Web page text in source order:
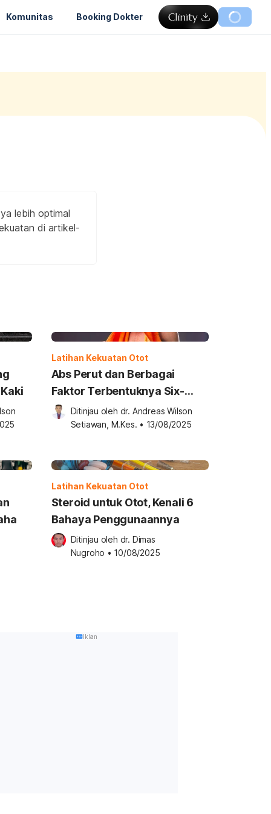
Komunitas Booking Dokter
lebih optimal
di artikel-
Latihan Kekuatan Otot
Abs Perut dan Berbagai
Faktor Terbentuknya Six-
PackDitinjau oleh dr. Andreas Wilson
Setiawan, M.Kes. • 13/08/2025
Latihan Kekuatan Otot
Steroid untuk Otot, Kenali 6
Bahaya Penggunaannya
Ditinjau oleh dr. Dimas
Nugroho • 10/08/2025
Iklan